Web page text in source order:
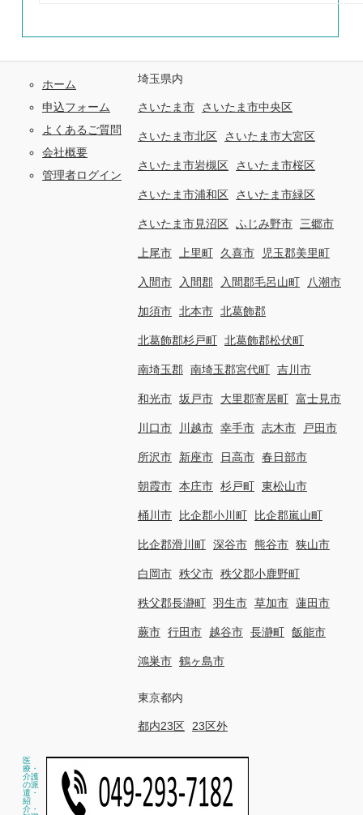
ホーム
申込フォーム
よくあるご質問
会社概要
管理者ログイン
埼玉県内
さいたま市 さいたま市中央区
さいたま市北区 さいたま市大宮区
さいたま市岩槻区 さいたま市桜区
さいたま市浦和区 さいたま市緑区
さいたま市見沼区 ふじみ野市 三郷市
上尾市 上里町 久喜市 児玉郡美里町
入間市 入間郡 入間郡毛呂山町 八潮市
加須市 北本市 北葛飾郡
北葛飾郡杉戸町 北葛飾郡松伏町
南埼玉郡 南埼玉郡宮代町 吉川市
和光市 坂戸市 大里郡寄居町 富士見市
川口市 川越市 幸手市 志木市 戸田市
所沢市 新座市 日高市 春日部市
朝霞市 本庄市 杉戸町 東松山市
桶川市 比企郡小川町 比企郡嵐山町
比企郡滑川町 深谷市 熊谷市 狭山市
白岡市 秩父市 秩父郡小鹿野町
秩父郡長瀞町 羽生市 草加市 蓮田市
蕨市 行田市 越谷市 長瀞町 飯能市
鴻巣市 鶴ヶ島市
東京都内
都内23区 23区外
医
療・
介護
の派
遣・
紹
介・